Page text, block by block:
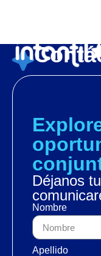
Déjanos
Nombre
Apellido